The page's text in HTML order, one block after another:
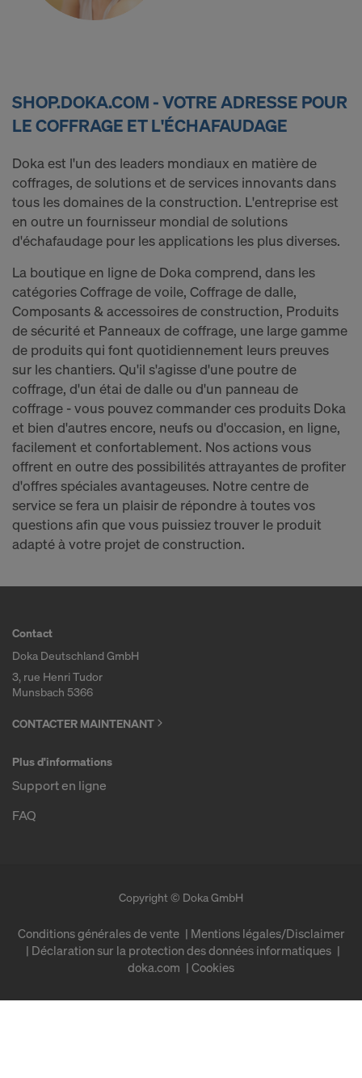
SHOP.DOKA.COM - VOTRE ADRESSE POUR
LE COFFRAGE ET L'ÉCHAFAUDAGE
Doka est l'un des leaders mondiaux en matière de
coffrages, de solutions et de services innovants dans
tous les domaines de la construction. L'entreprise est
en outre un fournisseur mondial de solutions
d'échafaudage pour les applications les plus diverses.
La boutique en ligne de Doka comprend, dans les
catégories Coffrage de voile, Coffrage de dalle,
Composants & accessoires de construction, Produits
de sécurité et Panneaux de coffrage, une large gamme
de produits qui font quotidiennement leurs preuves
sur les chantiers. Qu'il s'agisse d'une poutre de
coffrage, d'un étai de dalle ou d'un panneau de
coffrage - vous pouvez commander ces produits Doka
et bien d'autres encore, neufs ou d'occasion, en ligne,
facilement et confortablement. Nos actions vous
offrent en outre des possibilités attrayantes de profiter
d'offres spéciales avantageuses. Notre centre de
service se fera un plaisir de répondre à toutes vos
questions afin que vous puissiez trouver le produit
adapté à votre projet de construction.
Contact
Doka Deutschland GmbH
3, rue Henri Tudor
Munsbach 5366
CONTACTER MAINTENANT
Plus d'informations
Support en ligne
FAQ
Copyright © Doka GmbH
Conditions générales de vente
Mentions légales/Disclaimer
Déclaration sur la protection des données informatiques
doka.com
Cookies